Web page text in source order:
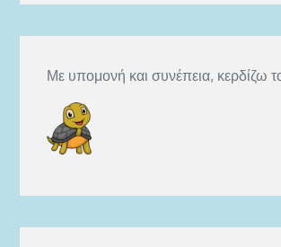
Με υπομονή και συνέπεια, κερδίζω